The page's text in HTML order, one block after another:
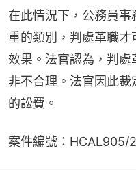
在此情況下，公務員
重的類別，判處革職
效果。法官認為，判
非不合理。法官因此
的訟費。
案件編號：HCAL905/